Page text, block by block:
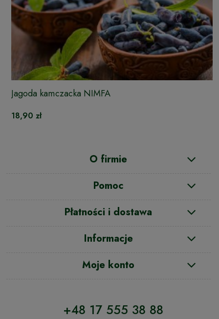
Jagoda kamczacka NIMFA
18,90 zł
O firmie
Pomoc
Płatności i dostawa
Informacje
Moje konto
+48 17 555 38 88